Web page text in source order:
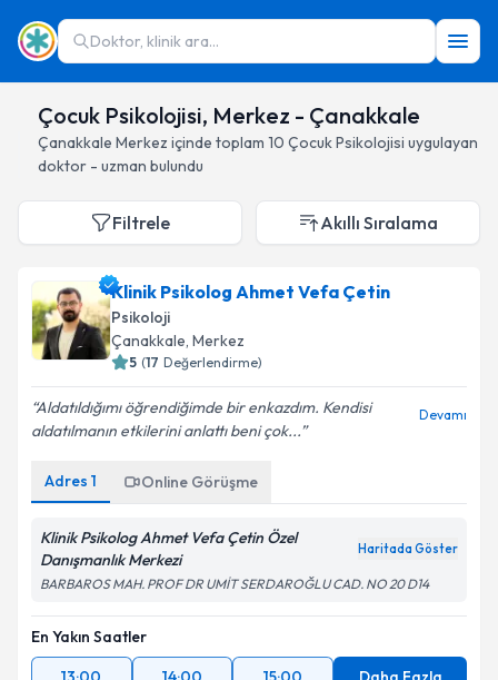
Doktor, klinik ara...
Çocuk Psikolojisi, Merkez - Çanakkale
Çanakkale Merkez içinde toplam 10 Çocuk Psikolojisi uygulayan
doktor - uzman bulundu
Filtrele Akıllı Sıralama
Klinik Psikolog Ahmet Vefa Çetin
Psikoloji
Çanakkale, Merkez
5 (17 Değerlendirme)
Aldatıldığımı öğrendiğimde bir enkazdım. Kendisi
aldatılmanın etkilerini anlattı beni çok...
Devamı
Adres 1 Online Görüşme
Klinik Psikolog Ahmet Vefa Çetin Özel
Danışmanlık Merkezi
Haritada Göster
BARBAROS MAH. PROF DR UMİT SERDAROĞLU CAD. NO 20 D14
En Yakın Saatler